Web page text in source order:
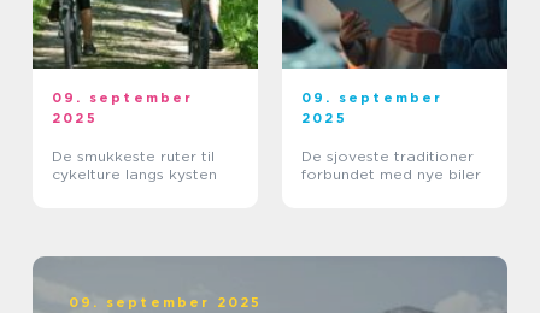
09. september
2025
De smukkeste ruter til
cykelture langs kysten
09. september
2025
De sjoveste traditioner
forbundet med nye biler
09. september 2025